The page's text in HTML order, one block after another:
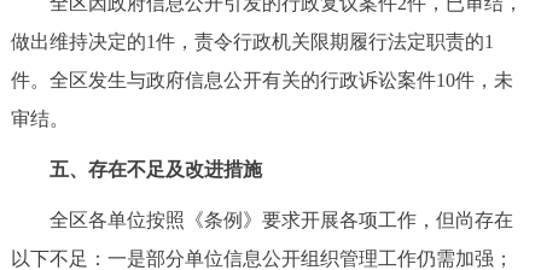
做出维持决定的1件，责令行政机关限期履行法定职责的1
件。全区发生与政府信息公开有关的行政诉讼案件10件，未
审结。
五、存在不足及改进措施
全区各单位按照《条例》要求开展各项工作，但尚存在
以下不足：一是部分单位信息公开组织管理工作仍需加强；